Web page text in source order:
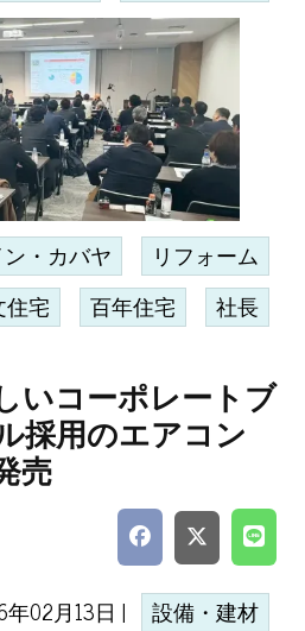
・カバヤ リフォーム
住宅 百年住宅 社長
いコーポレートブ
採用のエアコン
売
年02月13日 | 設備・建材